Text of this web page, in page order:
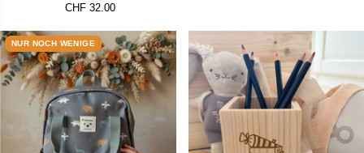
CHF 32.00
NUR NOCH WENIGE